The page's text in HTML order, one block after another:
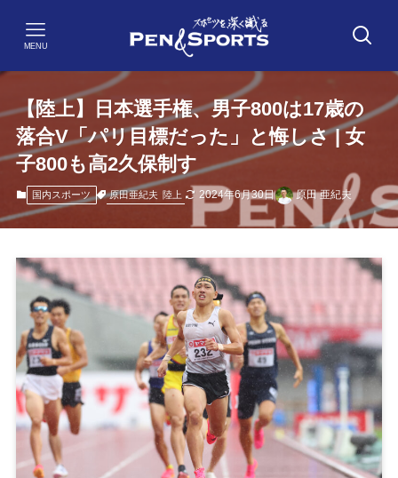
MENU
【陸上】日本選手権、男子800は17歳の
落合V「パリ目標だった」と悔しさ | 女
子800も高2久保制す
国内スポーツ 原田亜紀夫 陸上 2024年6月30日 原田 亜紀夫